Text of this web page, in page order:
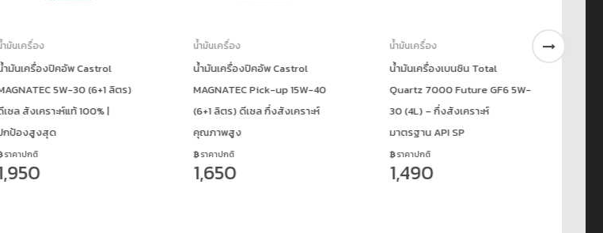
น้ำมันเครื่อง
น้ำมันเครื่องปิคอัพ Castrol
MAGNATEC Pick-up 15W-40
(6+1 ลิตร) ดีเซล กึ่งสังเคราะห์
คุณภาพสูง
ราคาปกติ
1,650
น้ำมันเครื่อง
น้ำมันเครื่องเบนซิน Total
Quartz 7000 Future GF6 5W-
30 (4L) – กึ่งสังเคราะห์
มาตรฐาน API SP
ราคาปกติ
1,490
น้ำมันเครื่อง
น้ำมันเครื่องปิคอัพ Total Quartz
10W-30 (6+1 ลิตร) ดีเซล กึ่ง
สังเคราะห์ | Clean-Shield
สำหรับดีเซลคอมมอนเรล
ราคาปกติ
1,650